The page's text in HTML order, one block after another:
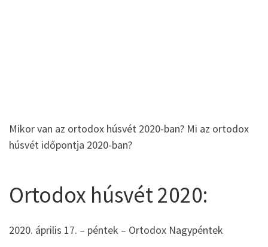
Mikor van az ortodox húsvét 2020-ban? Mi az ortodox
húsvét időpontja 2020-ban?
Ortodox húsvét 2020:
2020. április 17. – péntek – Ortodox Nagypéntek